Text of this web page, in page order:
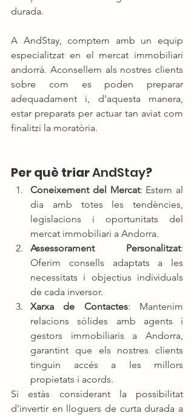
durada.
A AndStay, comptem amb un equip
especialitzat en el mercat immobiliari
andorrà. Aconsellem als nostres clients
sobre com es poden preparar
adequadament i, d'aquesta manera,
estar preparats per actuar tan aviat com
finalitzi la moratòria.
Per què triar AndStay?
Coneixement del Mercat: Estem al
dia amb totes les tendències,
legislacions i oportunitats del
mercat immobiliari a Andorra.
Assessorament Personalitzat:
Oferim consells adaptats a les
necessitats i objectius individuals
de cada inversor.
Xarxa de Contactes: Mantenim
relacions sòlides amb agents i
gestors immobiliaris a Andorra,
garantint que els nostres clients
tinguin accés a les millors
propietats i acords.
Si estàs considerant la possibilitat
d'invertir en lloguers de curta durada a